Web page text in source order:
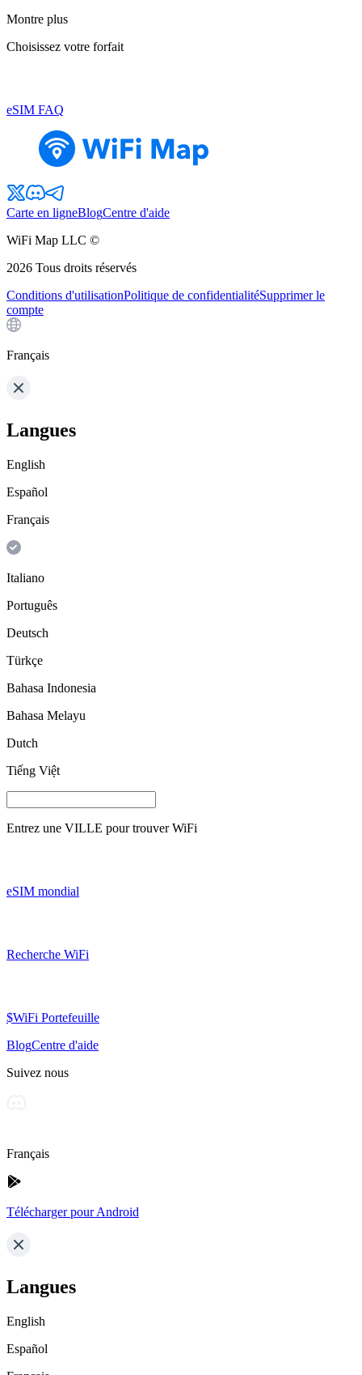
Montre plus
Choisissez votre forfait
eSIM FAQ
Carte en ligneBlogCentre d'aide
WiFi Map LLC ©
2026 Tous droits réservés
Conditions d'utilisationPolitique de confidentialitéSupprimer le
compte
Français
Langues
English
Español
Français
Italiano
Português
Deutsch
Türkçe
Bahasa Indonesia
Bahasa Melayu
Dutch
Tiếng Việt
Entrez une VILLE pour trouver WiFi
eSIM mondial
Recherche WiFi
$WiFi Portefeuille
BlogCentre d'aide
Suivez nous
Français
Télécharger pour Android
Langues
English
Español